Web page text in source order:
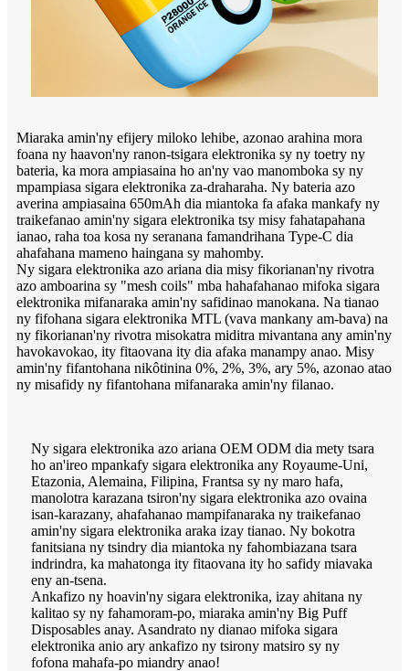
Miaraka amin'ny efijery miloko lehibe, azonao arahina mora
foana ny haavon'ny ranon-tsigara elektronika sy ny toetry ny
bateria, ka mora ampiasaina ho an'ny vao manomboka sy ny
mpampiasa sigara elektronika za-draharaha. Ny bateria azo
averina ampiasaina 650mAh dia miantoka fa afaka mankafy ny
traikefanao amin'ny sigara elektronika tsy misy fahatapahana
ianao, raha toa kosa ny seranana famandrihana Type-C dia
ahafahana mameno haingana sy mahomby.
Ny sigara elektronika azo ariana dia misy fikorianan'ny rivotra
azo amboarina sy "mesh coils" mba hahafahanao mifoka sigara
elektronika mifanaraka amin'ny safidinao manokana. Na tianao
ny fifohana sigara elektronika MTL (vava mankany am-bava) na
ny fikorianan'ny rivotra misokatra miditra mivantana any amin'ny
havokavokao, ity fitaovana ity dia afaka manampy anao. Misy
amin'ny fifantohana nikôtinina 0%, 2%, 3%, ary 5%, azonao atao
ny misafidy ny fifantohana mifanaraka amin'ny filanao.
Ny sigara elektronika azo ariana OEM ODM dia mety tsara
ho an'ireo mpankafy sigara elektronika any Royaume-Uni,
Etazonia, Alemaina, Filipina, Frantsa sy ny maro hafa,
manolotra karazana tsiron'ny sigara elektronika azo ovaina
isan-karazany, ahafahanao mampifanaraka ny traikefanao
amin'ny sigara elektronika araka izay tianao. Ny bokotra
fanitsiana ny tsindry dia miantoka ny fahombiazana tsara
indrindra, ka mahatonga ity fitaovana ity ho safidy miavaka
eny an-tsena.
Ankafizo ny hoavin'ny sigara elektronika, izay ahitana ny
kalitao sy ny fahamoram-po, miaraka amin'ny Big Puff
Disposables anay. Asandrato ny dianao mifoka sigara
elektronika anio ary ankafizo ny tsirony matsiro sy ny
fofona mahafa-po miandry anao!